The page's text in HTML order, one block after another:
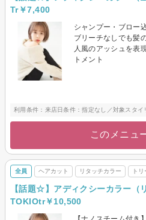
Tr￥7,400
シャンプー・ブロ
ブリーチなしでも髪
人風のアッシュを表
トメント
利用条件：来店日条件：指定なし／対象スタイ
このメニュ
全員 ヘアカット リタッチカラー ト
【話題☆】アディクシーカラー（
TOKIOtr￥10,500